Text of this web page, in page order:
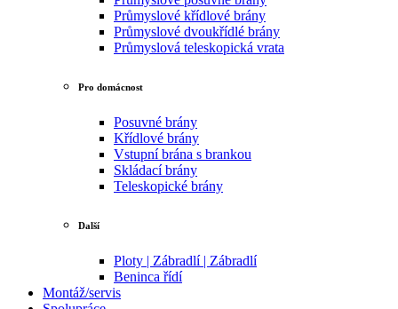
Průmyslové křídlové brány
Průmyslové dvoukřídlé brány
Průmyslová teleskopická vrata
Pro domácnost
Posuvné brány
Křídlové brány
Vstupní brána s brankou
Skládací brány
Teleskopické brány
Další
Ploty | Zábradlí | Zábradlí
Beninca řídí
Montáž/servis